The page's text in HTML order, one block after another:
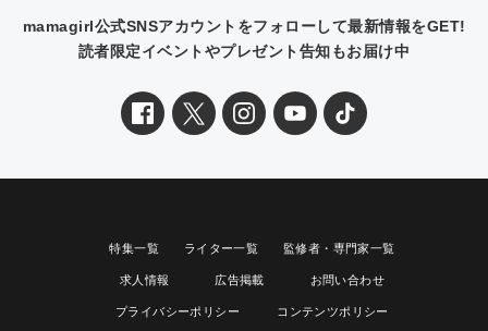
mamagirl公式SNSアカウントをフォローして最新情報をGET!
読者限定イベントやプレゼント告知もお届け中
特集一覧 ライター一覧 監修者・専門家一覧
求人情報 広告掲載 お問い合わせ
プライバシーポリシー コンテンツポリシー